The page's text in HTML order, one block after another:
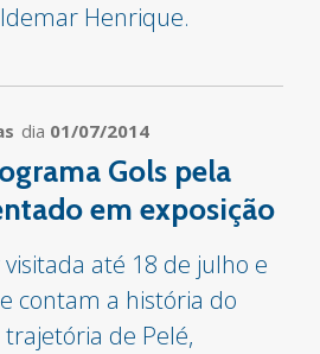
Henrique.
dia 01/07/2014
Gols pela
em exposição
até 18 de julho e
contam a história do
de Pelé,